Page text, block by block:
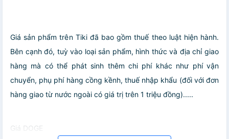
Giá sản phẩm trên Tiki đã bao gồm thuế theo luật hiện hành.
Bên cạnh đó, tuỳ vào loại sản phẩm, hình thức và địa chỉ giao
hàng mà có thể phát sinh thêm chi phí khác như phí vận
chuyển, phụ phí hàng cồng kềnh, thuế nhập khẩu (đối với đơn
hàng giao từ nước ngoài có giá trị trên 1 triệu đồng).....
Giá DOGE